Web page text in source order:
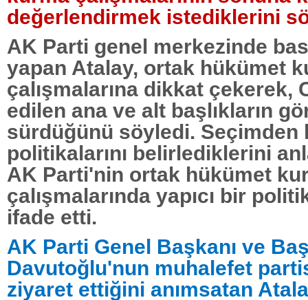
değerlendirmek istediklerini
AK Parti genel merkezinde
yapan Atalay, ortak hükümet
çalışmalarına dikkat çekerek,
edilen ana ve alt başlıkların
sürdüğünü söyledi. Seçimden
politikalarını belirlediklerini
AK Parti'nin ortak hükümet
çalışmalarında yapıcı bir
ifade etti.
AK Parti Genel Başkanı ve
Davutoğlu'nun muhalefet
ziyaret ettiğini anımsatan